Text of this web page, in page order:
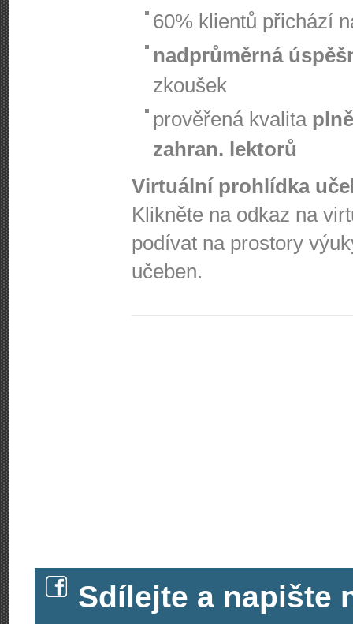
60% klientů přichází
nadprůměrná
zkoušek
prověřená kvalita
zahran. lektorů
Virtuální prohlídka
Klikněte na odkaz na
podívat na prostory
učeben.
Sdílejte a napište